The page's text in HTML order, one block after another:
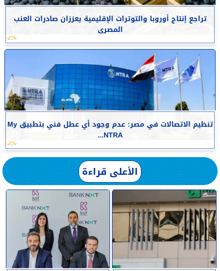
تراجع إنتاج أوروبا والتوترات الإقليمية يعززان صادرات العنب
المصرى
تنظيم الاتصالات في مصر: عدم وجود أي عطل فني بتطبيق My
NTRA...
الأعلى قراءة